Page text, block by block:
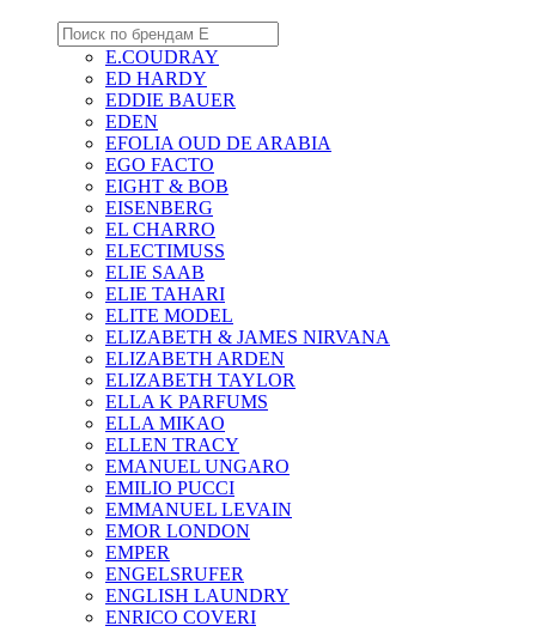
E.COUDRAY
ED HARDY
EDDIE BAUER
EDEN
EFOLIA OUD DE ARABIA
EGO FACTO
EIGHT & BOB
EISENBERG
EL CHARRO
ELECTIMUSS
ELIE SAAB
ELIE TAHARI
ELITE MODEL
ELIZABETH & JAMES NIRVANA
ELIZABETH ARDEN
ELIZABETH TAYLOR
ELLA K PARFUMS
ELLA MIKAO
ELLEN TRACY
EMANUEL UNGARO
EMILIO PUCCI
EMMANUEL LEVAIN
EMOR LONDON
EMPER
ENGELSRUFER
ENGLISH LAUNDRY
ENRICO COVERI